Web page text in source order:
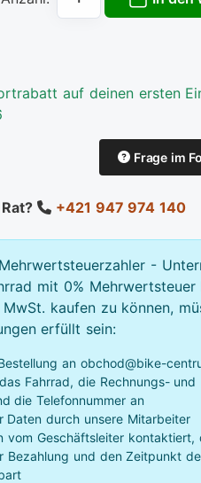
auf deinen ersten
Frage im
Rat? +421 947 974 140
-
mit 0% Mehrwertsteuer
kaufen zu können,
erfüllt sein:
an obchod@bike-
Fahrrad, die Rechnungs- und
die Telefonnummer an
Daten durch unsere Mitarbeiter
vom Geschäftsleiter kontaktiert,
Bezahlung und den Zeitpunkt